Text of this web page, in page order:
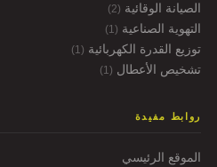
الصيانة الوقائية (2)
التهوية الصناعية (1)
توزيع القدرة الكهربائية (1)
تشخيص الأعطال (1)
روابط مفيدة
الموقع الرئيسي